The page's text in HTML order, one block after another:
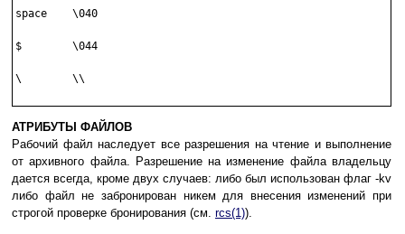
space    \040
$        \044
\        \\
АТРИБУТЫ ФАЙЛОВ
Рабочий файл наследует все разрешения на чтение и выполнение
от архивного файла. Разрешение на изменение файла владельцу
дается всегда, кроме двух случаев: либо был использован флаг -kv
либо файл не забронирован никем для внесения изменений при
строгой проверке бронирования (см. rcs(1)).